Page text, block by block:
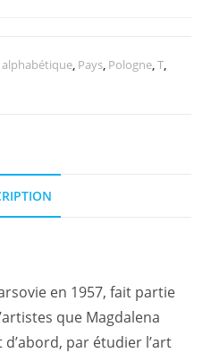
, Pays, Pologne,T,
en 1957, fait partie
que Magdalena
par étudier l’art